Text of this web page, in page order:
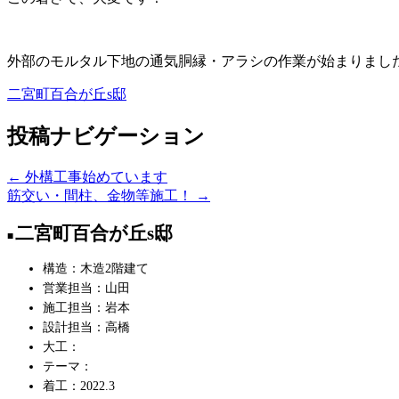
外部のモルタル下地の通気胴縁・アラシの作業が始まりまし
二宮町百合が丘s邸
投稿ナビゲーション
← 外構工事始めています
筋交い・間柱、金物等施工！
→
二宮町百合が丘s邸
構造：木造2階建て
営業担当：山田
施工担当：岩本
設計担当：高橋
大工：
テーマ：
着工：2022.3